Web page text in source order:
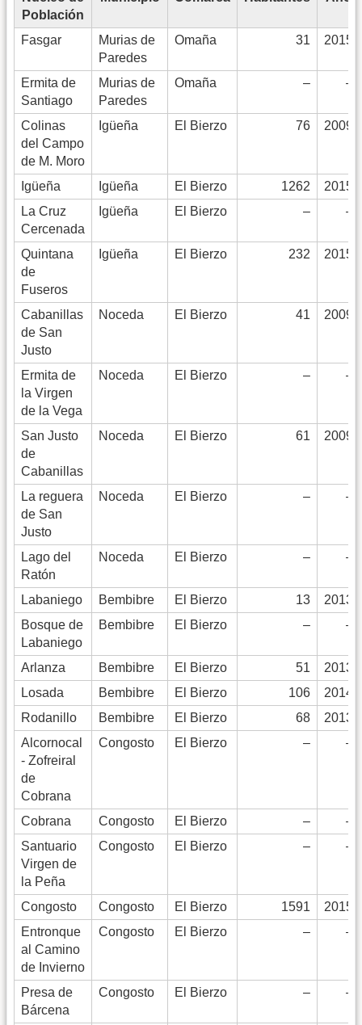
Población
Fasgar
Murias de
Paredes
Omaña 31 2015
Ermita de
Santiago
Murias de
Paredes
Omaña – –
Colinas
del Campo
de M. Moro
Igüeña El Bierzo 76 2009
Igüeña Igüeña El Bierzo 1262
2015
La Cruz
Cercenada
Igüeña El Bierzo – –
Quintana
de
Fuseros
Igüeña El Bierzo 232 2015
Cabanillas
de San
Justo
Noceda El Bierzo 41 2009
Ermita de
la Virgen
de la Vega
Noceda El Bierzo – –
San Justo
de
Cabanillas
Noceda El Bierzo 61 2009
La reguera
de San
Justo
Noceda El Bierzo – –
Lago del
Ratón
Noceda El Bierzo – –
Labaniego Bembibre El Bierzo 13
2013
Bosque de
Labaniego
Bembibre El Bierzo – –
Arlanza Bembibre El Bierzo 51
2013
Losada
Bembibre El Bierzo 106
2014
Rodanillo
Bembibre El Bierzo 68
2013
Alcornocal
- Zofreiral
de
Cobrana
Congosto El Bierzo – –
Cobrana Congosto El Bierzo –
–
Santuario
Virgen de
la Peña
Congosto El Bierzo – –
Congosto Congosto El Bierzo 1591
2015
Entronque
al Camino
de Invierno
Congosto El Bierzo – –
Presa de
Bárcena
Congosto El Bierzo – –